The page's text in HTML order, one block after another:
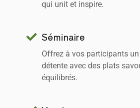
qui unit et inspire.
Séminaire
Offrez à vos participants
détente avec des plats
équilibrés.